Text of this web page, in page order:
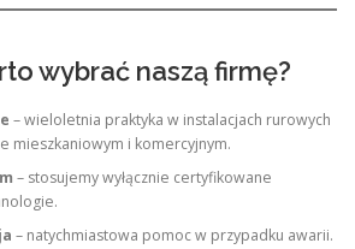
wybrać naszą firmę?
– wieloletnia praktyka w instalacjach rurowych
mieszkaniowym i komercyjnym.
– stosujemy wyłącznie certyfikowane
– natychmiastowa pomoc w przypadku awarii.